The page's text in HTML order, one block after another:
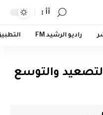
أأ
راديو الرشيد FM
والتوسع